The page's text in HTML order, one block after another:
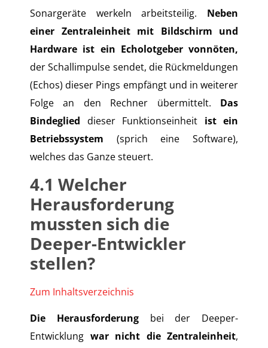
Sonargeräte werkeln arbeitsteilig. Neben
einer Zentraleinheit mit Bildschirm und
Hardware ist ein Echolotgeber vonnöten,
der Schallimpulse sendet, die Rückmeldungen
(Echos) dieser Pings empfängt und in weiterer
Folge an den Rechner übermittelt. Das
Bindeglied dieser Funktionseinheit ist ein
Betriebssystem (sprich eine Software),
welches das Ganze steuert.
4.1 Welcher
Herausforderung
mussten sich die
Deeper-Entwickler
stellen?
Zum Inhaltsverzeichnis
Die Herausforderungbei der Deeper-
Entwicklung war nicht die Zentraleinheit,